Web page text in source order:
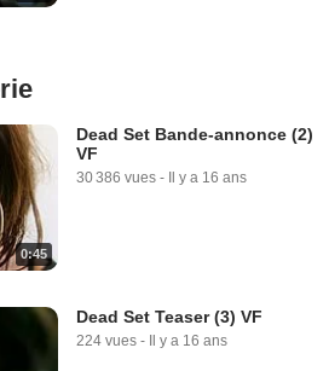
0:45
Dead Set Bande-annonce (2)
VF
30 386 vues - Il y a 16 ans
Dead Set Teaser (3) VF
224 vues - Il y a 16 ans